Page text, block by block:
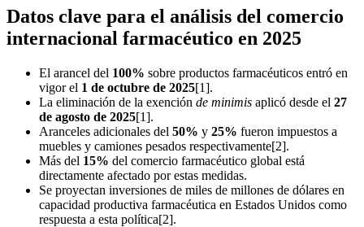
Datos clave para el análisis del comercio
internacional farmacéutico en 2025
El arancel del 100% sobre productos farmacéuticos entró en
vigor el 1 de octubre de 2025[1].
La eliminación de la exención de minimis aplicó desde el 27
de agosto de 2025[1].
Aranceles adicionales del 50% y 25% fueron impuestos a
muebles y camiones pesados respectivamente[2].
Más del 15% del comercio farmacéutico global está
directamente afectado por estas medidas.
Se proyectan inversiones de miles de millones de dólares en
capacidad productiva farmacéutica en Estados Unidos como
respuesta a esta política[2].